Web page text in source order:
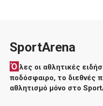
SportArena
Ό λες οι αθλητικές
ποδόσφαιρο, το διεθνές
αθλητισμό μόνο στο